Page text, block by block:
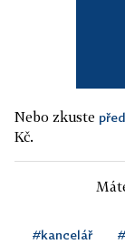
Nebo zkuste
Kč.
#kancelář